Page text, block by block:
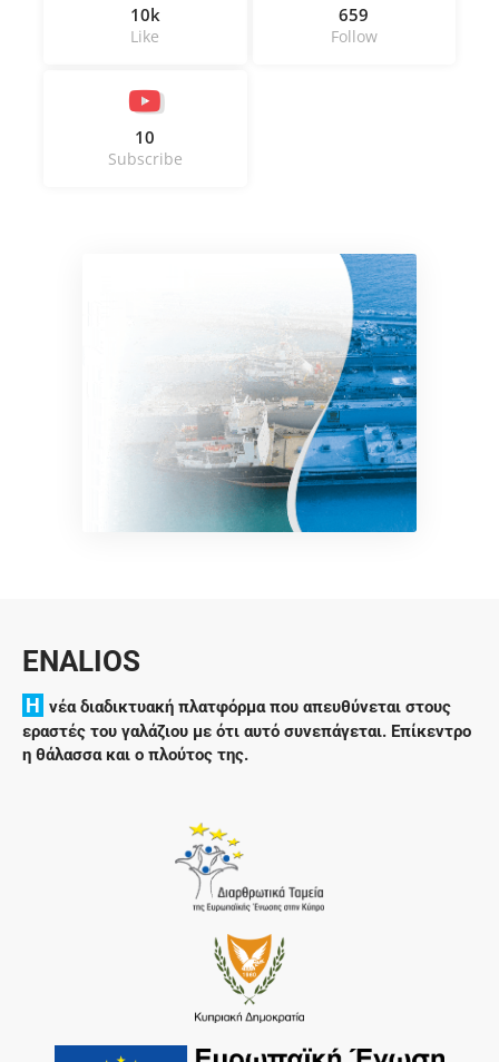
10k
Like
659
Follow
10
Subscribe
ENALIOS
H νέα διαδικτυακή πλατφόρμα που απευθύνεται στους
εραστές του γαλάζιου με ότι αυτό συνεπάγεται. Επίκεντρο
η θάλασσα και ο πλούτος της.